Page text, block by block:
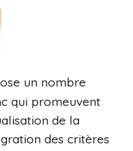
un nombre
qui promeuvent
de la
des critères